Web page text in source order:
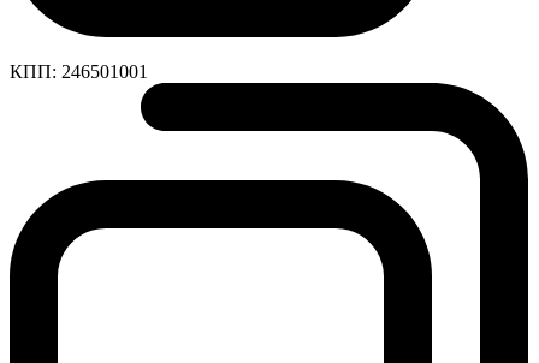
КПП: 246501001